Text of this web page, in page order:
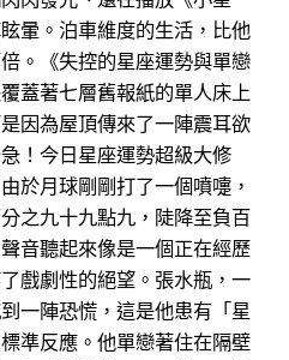
暈。泊車維度的生活，比他
。《失控的星座運勢與單戀
蓋著七層舊報紙的單人床上
因為屋頂傳來了一陣震耳欲
！今日星座運勢超級大修
於月球剛剛打了一個噴嚏，
之九十九點九，陡降至負百
音聽起來像是一個正在經歷
戲劇性的絕望。張水瓶，一
一陣恐慌，這是他患有「星
準反應。他單戀著住在隔壁